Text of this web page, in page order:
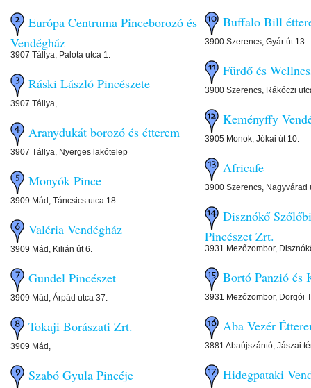
Európa Centruma Pinceborozó és
Vendégház
3907 Tállya, Palota utca 1.
Ráski László Pincészete
3907 Tállya,
Aranydukát borozó és étterem
3907 Tállya, Nyerges lakótelep
Monyók Pince
3909 Mád, Táncsics utca 18.
Valéria Vendégház
3909 Mád, Kilián út 6.
Gundel Pincészet
3909 Mád, Árpád utca 37.
Tokaji Borászati Zrt.
3909 Mád,
Szabó Gyula Pincéje
Buffalo Bill
3900 Szerencs, Gyár út 13.
Fürdő és
3900 Szerencs, Rákóczi
Keményffy
3905 Monok, Jókai út 10.
Africafe
3900 Szerencs, Nagyvárad
Disznókő
Pincészet Zrt.
3931 Mezőzombor,
Bortó Panzió és
3931 Mezőzombor, Dorgói
Aba Vezér
3881 Abaújszántó, Jászai
Hidegpataki